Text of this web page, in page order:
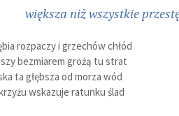
większa niż wszystkie
rozpaczy i grzechów chłód
bezmiarem grożą tu strat
ta głębsza od morza wód
wskazuje ratunku ślad